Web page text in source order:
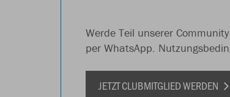
Werde Teil unserer
per WhatsApp.
JETZT CLUBMITGLIED WERDEN